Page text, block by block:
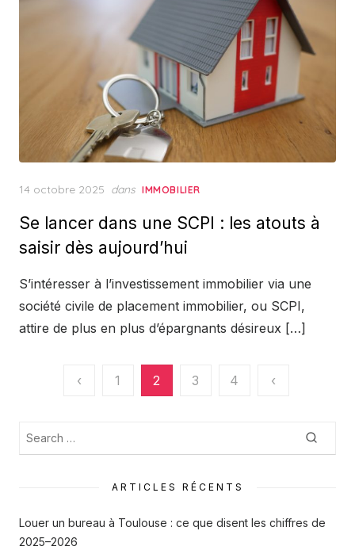
Posted
14 octobre 2025 dans IMMOBILIER
Se lancer dans une SCPI : les atouts à
saisir dès aujourd’hui
S’intéresser à l’investissement immobilier via une
société civile de placement immobilier, ou SCPI,
attire de plus en plus d’épargnants désireux […]
Pagination
publications
‹ 1 2 3 4 ‹
Recherche
ARTICLES RÉCENTS
Louer un bureau à Toulouse : ce que disent les chiffres de
2025–2026